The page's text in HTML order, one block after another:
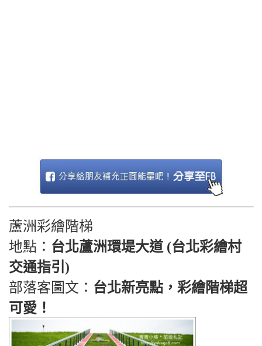
蘆洲彩繪階梯
地點： 台北蘆洲環堤大道 (台北彩繪村
交通指引)
部落客圖文： 台北新亮點，彩繪階梯超
可愛！